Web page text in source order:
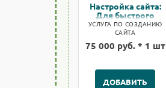
Настройка сайта:
Для быстрого
старта
УСЛУГА ПО СОЗДАНИЮ
САЙТА
75 000 руб. * 1 шт
ДОБАВИТЬ